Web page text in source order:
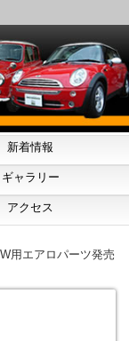
新着情報
ギャラリー
アクセス
用エアロパーツ発売